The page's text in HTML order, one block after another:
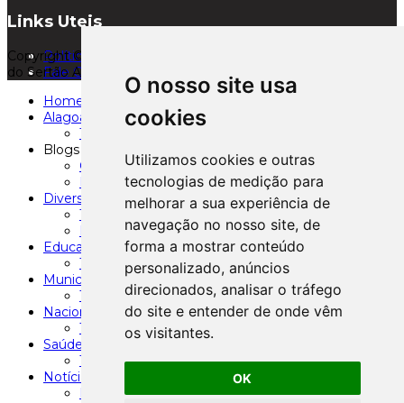
O nosso site usa
cookies
Utilizamos cookies e outras
tecnologias de medição para
melhorar a sua experiência de
navegação no nosso site, de
forma a mostrar conteúdo
personalizado, anúncios
direcionados, analisar o tráfego
do site e entender de onde vêm
os visitantes.
OK
Links Uteis
Política de Privacidade
Fale Conosco
Copyright © 2026. Santana Oxente:: Maior Portal de Notícias
do Sertão Alagoano. Todos os direitos reservados.
Home
Alagoas
Todas Notícias
Blogs
Clerisvaldo
Fábio Soares
Diversão
Televisao
Papo Reto
Educação
Todas Notícias
Municípios
Todas Notícias
Nacional
Todas Notícias
Saúde
Todas Notícias
Notícias
Polícia & Justiça